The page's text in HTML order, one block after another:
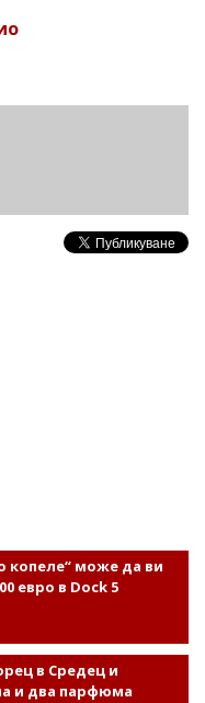
копеле“ може да ви
евро в Dock 5
в Средец и
и два парфюма